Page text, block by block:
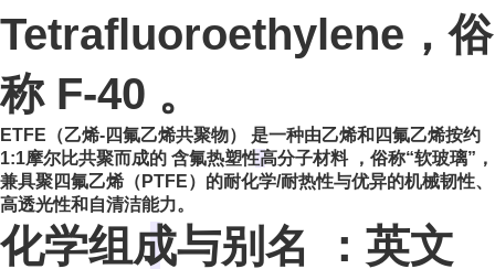
Tetrafluoroethylene，俗
称 F-40 。
ETFE（乙烯-四氟乙烯共聚物） 是一种由乙烯和四氟乙烯按约
1:1摩尔比共聚而成的 含氟热塑性高分子材料，俗称“软玻璃”，
兼具聚四氟乙烯（PTFE）的耐化学/耐热性与优异的机械韧性、
高透光性和自清洁能力。
化学组成与别名 ：英文